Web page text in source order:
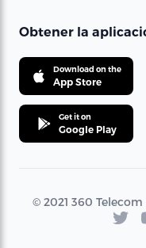
Obtener la
Download on the
App Store
Get it on
Google Play
© 2021 360